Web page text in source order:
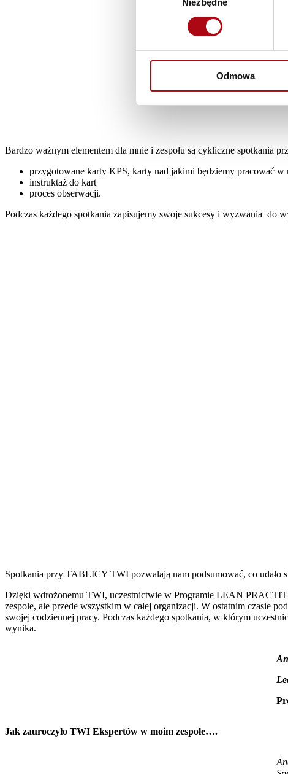
Odmowa
Bardzo ważnym elementem dla mnie i zespołu są cykliczne
przygotowane karty KPS, karty nad jakimi będziemy pracować w
instruktaż do kart
proces obserwacji.
Podczas każdego spotkania zapisujemy swoje sukcesy i wyzwania do
Spotkania przy TABLICY TWI pozwalają nam podsumować, co udało
Dzięki wdrożonemu TWI, uczestnictwie w Programie LEAN
zespole, ale przede wszystkim w całej organizacji. W ostatnim czasie
swojej codziennej pracy. Podczas każdego spotkania, w którym
wynika.
Jak zauroczyło TWI Ekspertów w moim zespole….